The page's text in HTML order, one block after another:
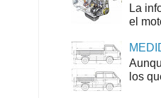
La
el
los